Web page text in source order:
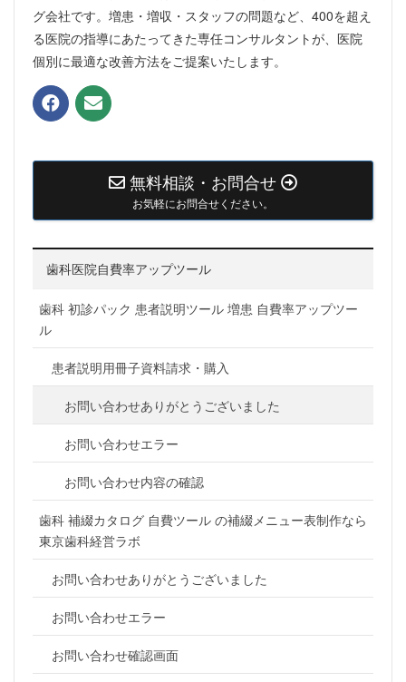
グ会社です。増患・増収・スタッフの問題など、400を超え
る医院の指導にあたってきた専任コンサルタントが、医院
個別に最適な改善方法をご提案いたします。
無料相談・お問合せ
お気軽にお問合せください。
歯科医院自費率アップツール
歯科 初診パック 患者説明ツール 増患 自費率アップツー
ル
患者説明用冊子資料請求・購入
お問い合わせありがとうございました
お問い合わせエラー
お問い合わせ内容の確認
歯科 補綴カタログ 自費ツール の補綴メニュー表制作なら
東京歯科経営ラボ
お問い合わせありがとうございました
お問い合わせエラー
お問い合わせ確認画面